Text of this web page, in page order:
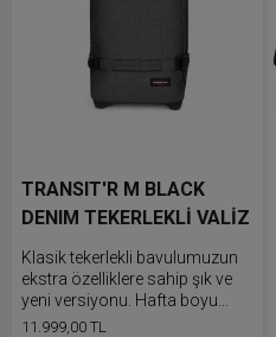
TRANSIT'R M BLACK
DENIM TEKERLEKLİ VALİZ
Klasik tekerlekli bavulumuzun
ekstra özelliklere sahip şık ve
yeni versiyonu. Hafta boyu
süren yolculuklar için
11.999,00 TL